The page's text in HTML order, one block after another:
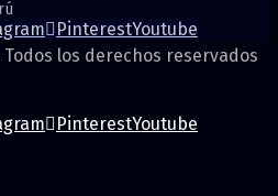
PinterestYoutube
los derechos reservados
PinterestYoutube